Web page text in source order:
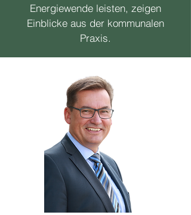
Energiewende leisten, zeigen
Einblicke aus der kommunalen
Praxis.